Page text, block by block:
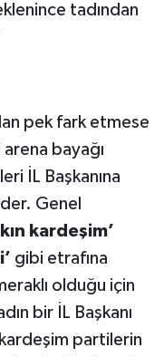
tadından
pek fark etmese
bayağı
İL Başkanına
Genel
kardeşim’
gibi etrafına
olduğu için
bir İL Başkanı
partilerin